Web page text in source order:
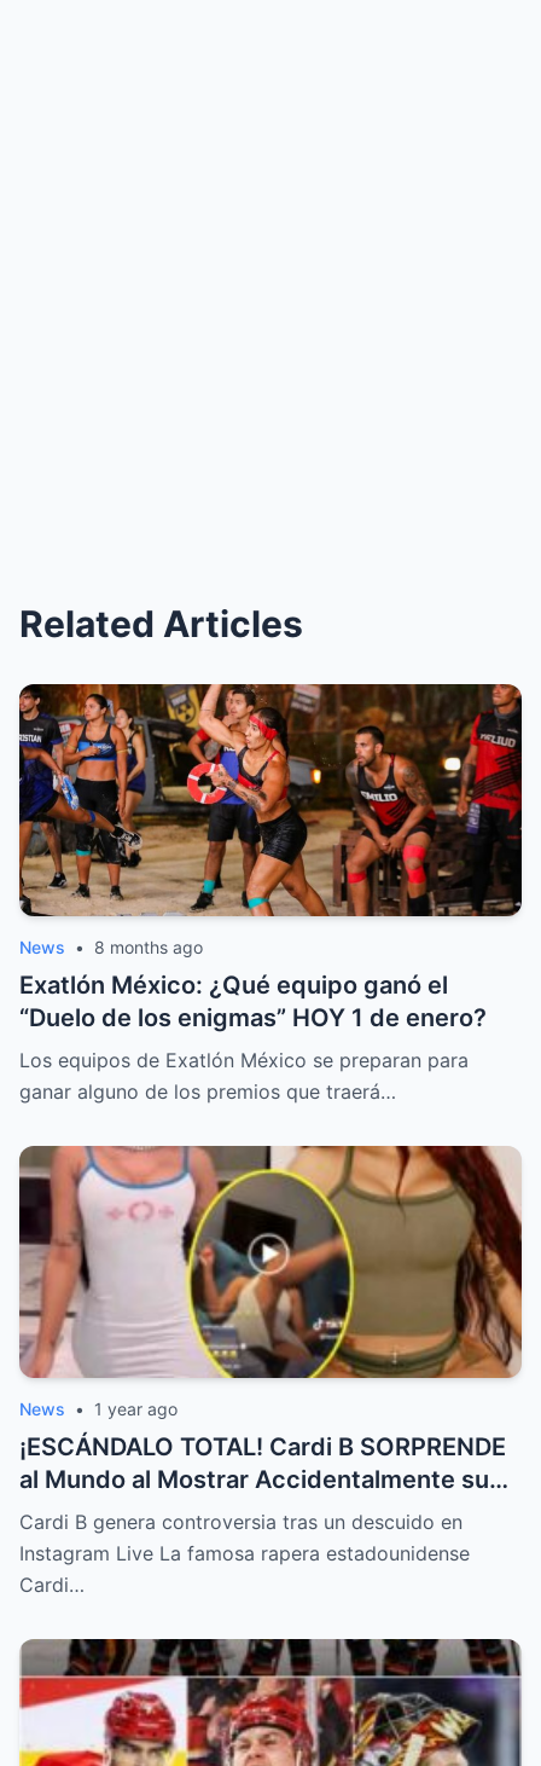
Related Articles
News • 8 months ago
Exatlón México: ¿Qué equipo ganó el
“Duelo de los enigmas” HOY 1 de enero?
Los equipos de Exatlón México se preparan para
ganar alguno de los premios que traerá…
News • 1 year ago
¡ESCÁNDALO TOTAL! Cardi B SORPRENDE
al Mundo al Mostrar Accidentalmente su
“Partes privadas” Durante un Show en Vivo
—¡El Video COMPLETO es Increíble y Está
Rompiendo el Internet!
Cardi B genera controversia tras un descuido en
Instagram Live La famosa rapera estadounidense
Cardi…